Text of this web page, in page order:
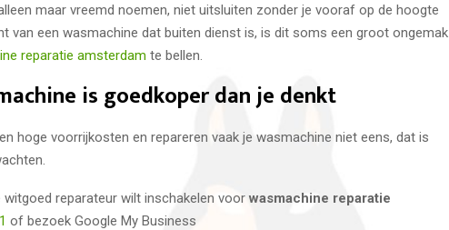
maar vreemd noemen, niet uitsluiten zonder je vooraf op de hoogte
van een wasmachine dat buiten dienst is, is dit soms een groot ongemak
reparatie amsterdam te bellen.
is goedkoper dan je denkt
hoge voorrijkosten en repareren vaak je wasmachine niet eens, dat is
reparateur wilt inschakelen voorwasmachine reparatie
of bezoek Google My Business